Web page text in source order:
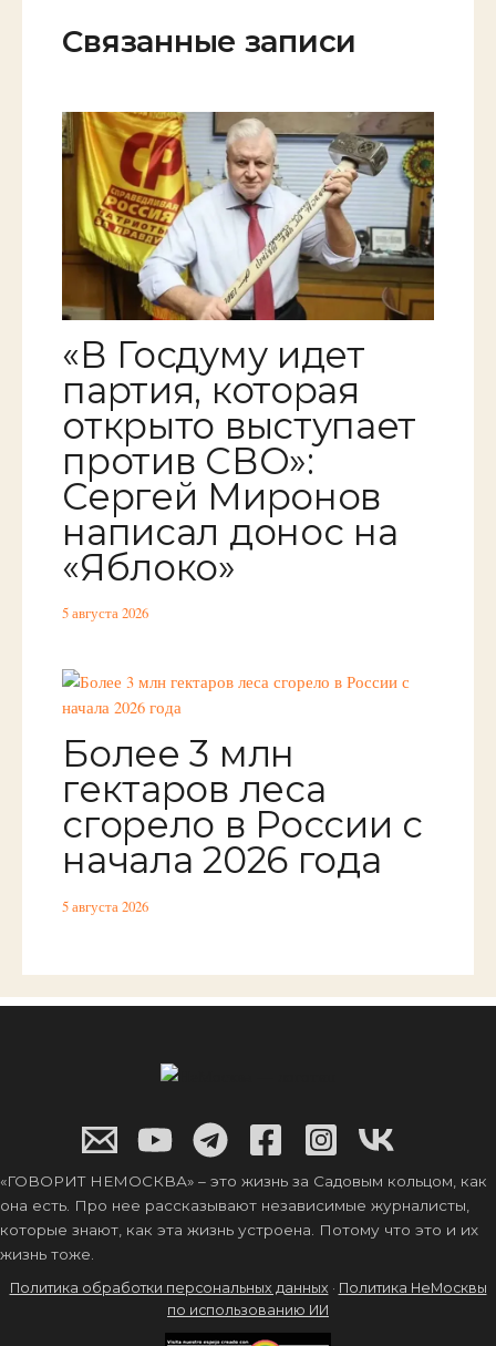
Связанные записи
«В Госдуму идет
партия, которая
открыто выступает
против СВО»:
Сергей Миронов
написал донос на
«Яблоко»
5 августа 2026
Более 3 млн
гектаров леса
сгорело в России с
начала 2026 года
5 августа 2026
«ГОВОРИТ НЕМОСКВА» – это жизнь за Садовым кольцом, как
она есть. Про нее рассказывают независимые журналисты,
которые знают, как эта жизнь устроена. Потому что это и их
жизнь тоже.
Политика обработки персональных данных · Политика НеМосквы
по использованию ИИ